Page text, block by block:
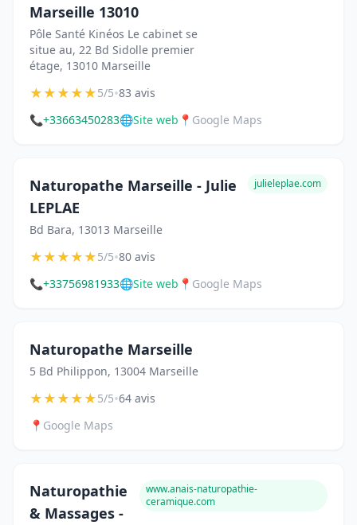
Marseille 13010
Pôle Santé Kinéos Le cabinet se
situe au, 22 Bd Sidolle premier
étage, 13010 Marseille
★★★★★5/5•83 avis
📞+33663450283🌐Site web 📍 Google Maps
Naturopathe Marseille - Julie
LEPLAE
Bd Bara, 13013 Marseille
julieleplae.com
★★★★★5/5•80 avis
📞+33756981933🌐Site web 📍 Google Maps
Naturopathe Marseille
5 Bd Philippon, 13004 Marseille
★★★★★5/5•64 avis
📍 Google Maps
Naturopathie
& Massages -
www.anais-naturopathie-
ceramique.com